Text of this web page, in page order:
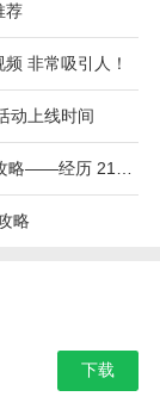
荐
非常吸引人！
动上线时间
略
下载